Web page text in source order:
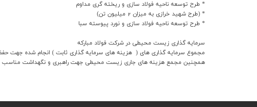
* طرح توسعه ناحيه فولاد سازي و ريخته گري مداوم
* (طرح شهيد خرازي به ميزان 2 ميليون تن)
* طرح توسعه ناحيه فولاد سازي و نورد پيوسته سبا
سرمايه گذاري زيست محيطي در شرکت فولاد مبارکه
مجموع سرمايه گذاري هاي ( هزينه هاي سرمايه گذاري ثابت ) انجام شده جهت حفظ محيط زيست در شرکت
همچنين مجمع هزينه هاي جاري زيست محيطي جهت راهبري و نگهداشت مناسب تجهيزات و